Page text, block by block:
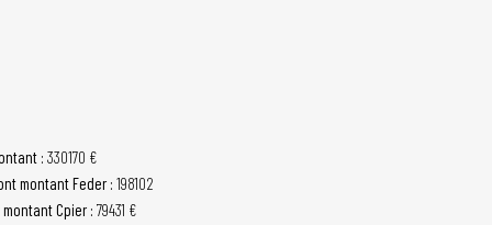
: 330170 €
montant Feder : 198102
montant Cpier : 79431 €